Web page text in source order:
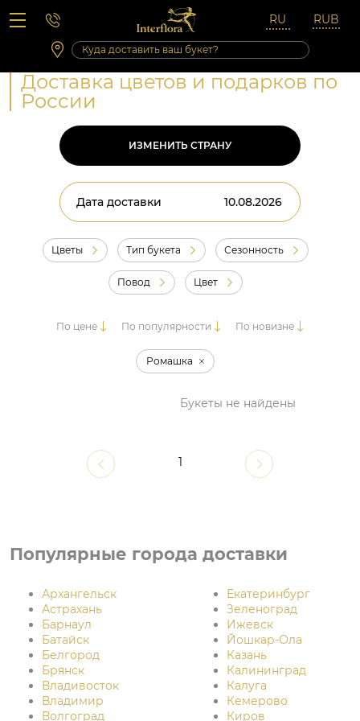
Вопросы-ответы
Сб 10:00 ‐ 14:00
Выходные и праздничные дни
Доставка цветов и подарков по
России
ИЗМЕНИТЬ СТРАНУ
Дата доставки
Цветы Тип букета Сезонность
Повод Цвет
По цене По популярности По новизне
Ромашка
Букеты не найдены
1
Популярные города доставки
Архангельск
Астрахань
Барнаул
Батайск
Белгород
Брянск
Владивосток
Владимир
Волгоград
Екатеринбург
Зеленоград
Ижевск
Йошкар-Ола
Казань
Калининград
Калуга
Кемерово
Киров